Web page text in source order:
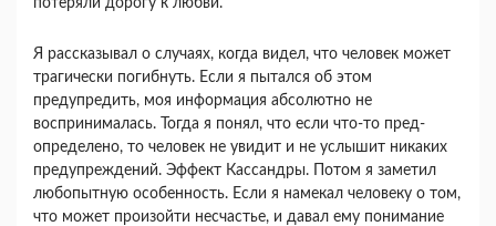
потеряли дорогу к любви.
Я рассказывал о случаях, когда видел, что чело­век может
трагически погибнуть. Если я пытался об этом
предупредить, моя информация абсолютно не
воспринималась. Тогда я понял, что если что-то пред­
определено, то человек не увидит и не услышит ни­каких
предупреждений. Эффект Кассандры. Потом я заметил
любопытную особенность. Если я намекал человеку о том,
что может произойти несчастье, и да­вал ему понимание